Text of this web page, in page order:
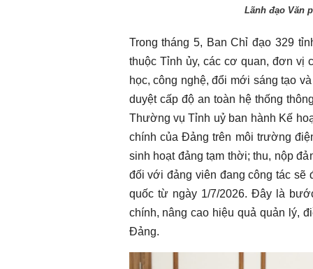
Lãnh đạo Văn
Trong tháng 5, Ban Chỉ đạo 329
thuộc Tỉnh ủy, các cơ quan, đơn vị
học, công nghệ, đổi mới sáng tạo
duyệt cấp độ an toàn hệ thống
Thường vụ Tỉnh uỷ ban hành Kế
chính của Đảng trên môi trường
sinh hoạt đảng tạm thời; thu, nộp
đối với đảng viên đang công tác sẽ
quốc từ ngày 1/7/2026. Đây là
chính, nâng cao hiệu quả quản lý,
Đảng.